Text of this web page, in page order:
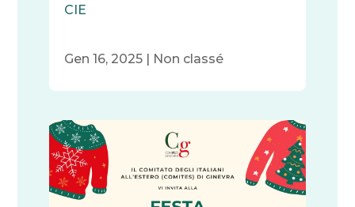
CIE
Gen 16, 2025 | Non classé